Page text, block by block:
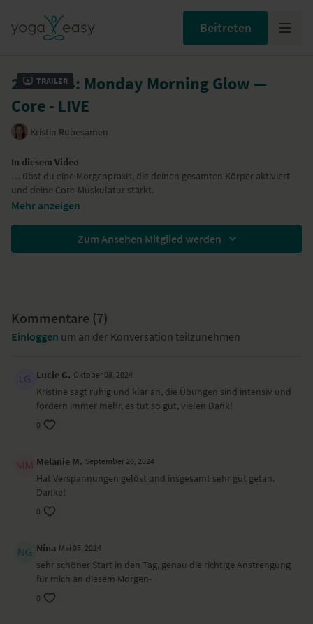
Beitreten
Trailer
22.04.24: Monday Morning Glow —
Core - LIVE
Kristin Rübesamen
In diesem Video
… übst du eine Morgenpraxis, die deinen gesamten Körper aktiviert
und deine Core-Muskulatur stärkt.
… setzt du ganz bewusst deine Bandhas, vor allem
Yoga-Übungen (Asanas)
Sufi-Kreise
Schulterbrücke — Setu Bandha Sarvangasana
Beindehnung mit Gurt in Rückenlage
Bauchübung mit Adlerarmen und -beinen
Push Ups
dreibeiniger Hund — Eka Pada Adho Mukha Svanasana
tiefer Ausfallschritt mit Seitbeuge — Anjaneyasana
schmelzendes Herz — Anahatasana
Unterarmstütz — Phalakasana
Varianten Heuschrecke — Shalabhasana
Dehnung Halsmuskulatur und Twist im Heldensitz — Virasana
Wirkung und Vorteile der Yoga-Übungs-Sequenz
Du aktivierst deine Körpermitte und kommst in die Kraft deiner Core-
Muskeln.
Mehr anzeigen
Zum Ansehen Mitglied werden
Kommentare (7)
Einloggen um an der Konversation teilzunehmen
Lucie G. Oktober 08, 2024
Kristine sagt ruhig und klar an, die Übungen sind intensiv und
fordern immer mehr, es tut so gut, vielen Dank!
0
Melanie M. September 26, 2024
Hat Verspannungen gelöst und insgesamt sehr gut getan.
Danke!
0
Nina Mai 05, 2024
sehr schöner Start in den Tag, genau die richtige Anstrengung
für mich an diesem Morgen-
0